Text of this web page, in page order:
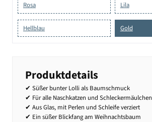
Rosa Lila
Hellblau Gold
Produktdetails
✔ Süßer bunter Lolli als Baumschmuck
✔ Für alle Naschkatzen und Schleckermäulchen
✔ Aus Glas, mit Perlen und Schleife verziert
✔ Ein süßer Blickfang am Weihnachtsbaum